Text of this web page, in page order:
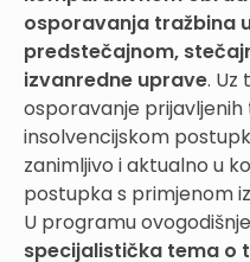
osporavanja tražbina
predstečajnom,
izvanredne uprave. Uz
osporavanje
insolvencijskom
zanimljivo i aktualno u
postupka s primjenom
U programu
specijalistička tema o